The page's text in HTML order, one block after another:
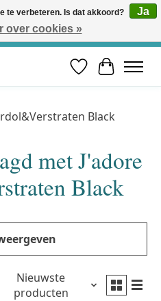
verzending vanaf €50 | Professioneel slaapadvies
Verlanglijst
Black
met J'adore
Black
Nieuwste
producten
te verbeteren. Is dat akkoord?
Ja
over cookies »